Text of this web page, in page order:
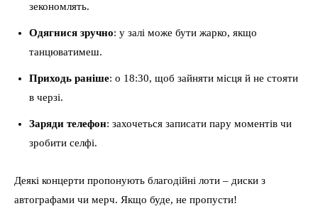
зекономлять.
Одягнися зручно: у залі може бути жарко, якщо
танцюватимеш.
Приходь раніше: о 18:30, щоб зайняти місця й не стояти
в черзі.
Заряди телефон: захочеться записати пару моментів чи
зробити селфі.
Деякі концерти пропонують благодійні лоти – диски з
автографами чи мерч. Якщо буде, не пропусти!